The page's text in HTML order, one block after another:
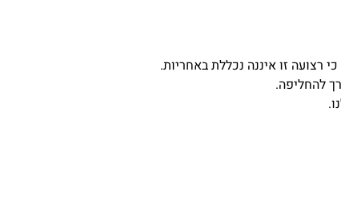
רצועה זו איננה נכללת באחריות.
להחליפה.